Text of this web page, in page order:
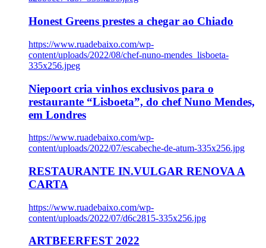
Honest Greens prestes a chegar ao Chiado
https://www.ruadebaixo.com/wp-
content/uploads/2022/08/chef-nuno-mendes_lisboeta-
335x256.jpeg
Niepoort cria vinhos exclusivos para o
restaurante “Lisboeta”, do chef Nuno Mendes,
em Londres
https://www.ruadebaixo.com/wp-
content/uploads/2022/07/escabeche-de-atum-335x256.jpg
RESTAURANTE IN.VULGAR RENOVA A
CARTA
https://www.ruadebaixo.com/wp-
content/uploads/2022/07/d6c2815-335x256.jpg
ARTBEERFEST 2022